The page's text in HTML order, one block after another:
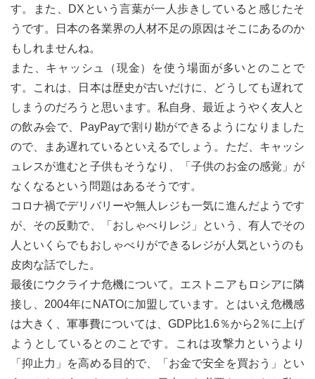
す。また、DXという言葉が一人歩きしていると感じたそ
うです。日本の各業界の人材不足の原因はそこにあるのか
もしれませんね。
また、キャッシュ（現金）を使う場面が多いとのことで
す。これは、日本は歴史が古いだけに、どうしても遅れて
しまうのだろうと思います。私自身、最近ようやく友人と
の飲み会で、PayPayで割り勘ができるようになりました
ので、まあ遅れているといえるでしょう。ただ、キャッシ
ュレスが進むと子供もそうなり、「子供のお金の感覚」が
なくなるという問題はあるそうです。
コロナ禍でデリバリーや無人レジも一気に進んだようです
が、その反動で、「おしゃべりレジ」という、有人でその
人といくらでもおしゃべりができるレジが人気というのも
皮肉な話でした。
最後にウクライナ危機について。エストニアもロシアに隣
接し、2004年にNATOに加盟しています。とはいえ危機感
は大きく、軍事費については、GDP比1.6％から2％に上げ
ようとしているとのことです。これは攻撃力というより
「抑止力」を高める目的で、「お金で安全を買おう」とい